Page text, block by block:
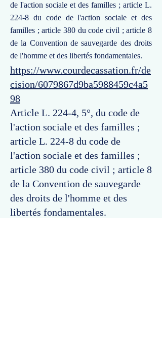
de l'action sociale et des familles ; article L.
224-8 du code de l'action sociale et des
familles ; article 380 du code civil ; article 8
de la Convention de sauvegarde des droits
de l'homme et des libertés fondamentales.
https://www.courdecassation.fr/de
cision/6079867d9ba5988459c4a5
98
Article L. 224-4, 5°, du code de
l'action sociale et des familles ;
article L. 224-8 du code de
l'action sociale et des familles ;
article 380 du code civil ; article 8
de la Convention de sauvegarde
des droits de l'homme et des
libertés fondamentales.